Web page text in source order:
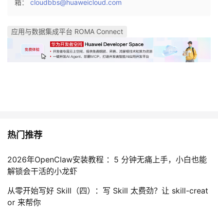
箱： cloudbbs@huaweicloud.com
应用与数据集成平台 ROMA Connect
热门推荐
2026年OpenClaw安装教程 ：5 分钟无痛上手，小白也能
解锁会干活的小龙虾
从零开始写好 Skill（四）：写 Skill 太费劲？让 skill-creat
or 来帮你